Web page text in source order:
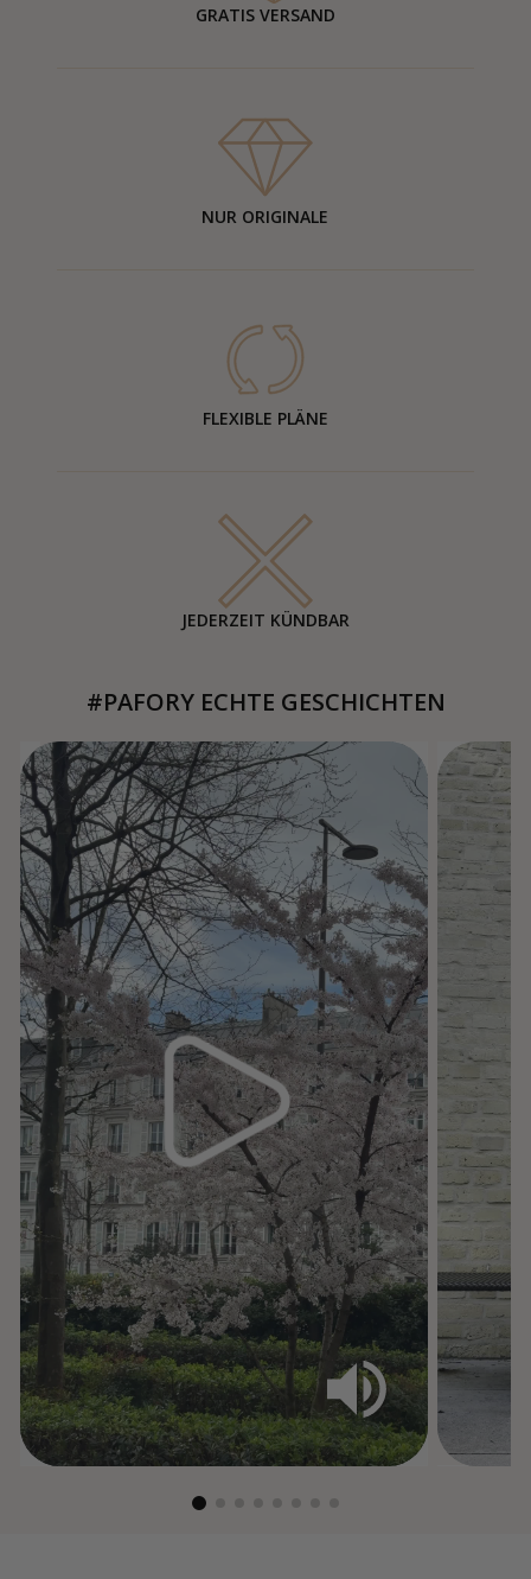
GRATIS VERSAND
NUR ORIGINALE
FLEXIBLE PLÄNE
JEDERZEIT KÜNDBAR
#PAFORY ECHTE GESCHICHTEN